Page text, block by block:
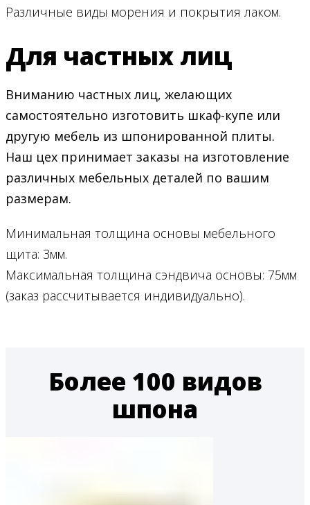
Различные виды морения и покрытия лаком.
Для частных лиц
Вниманию частных лиц, желающих
самостоятельно изготовить шкаф-купе или
другую мебель из шпонированной плиты.
Наш цех принимает заказы на изготовление
различных мебельных деталей по вашим
размерам.
Минимальная толщина основы мебельного
щита: 3мм.
Максимальная толщина сэндвича основы: 75мм
(заказ рассчитывается индивидуально).
Более 100 видов
шпона